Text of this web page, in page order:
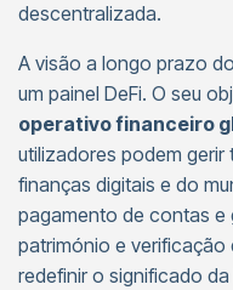
descentralizada.
A visão a longo prazo
um painel DeFi. O seu
operativo financeiro
utilizadores podem
finanças digitais e do
pagamento de contas e
património e verificação
redefinir o significado